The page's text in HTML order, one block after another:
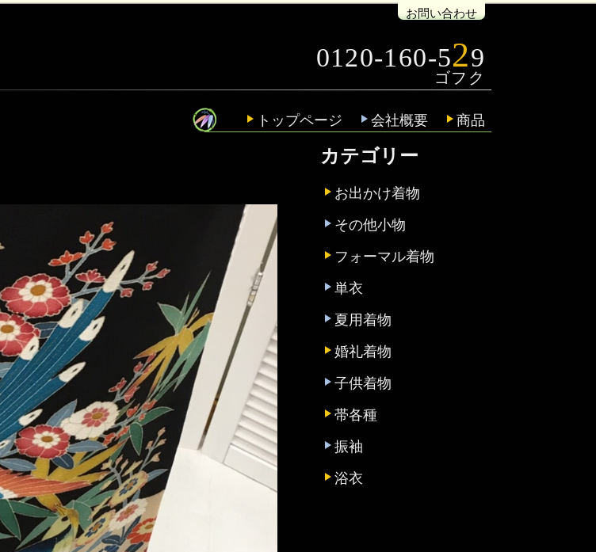
お問い合わせ
0120-160-529
トップページ 会社概要 商品
カテゴリー
お出かけ着物
その他小物
フォーマル着物
単衣
夏用着物
婚礼着物
子供着物
帯各種
振袖
浴衣